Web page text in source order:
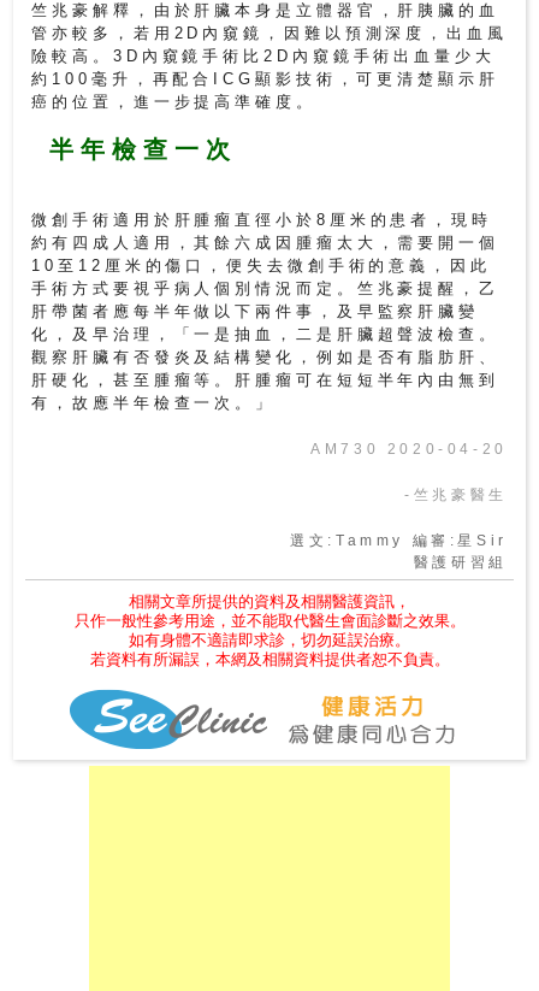
竺兆豪解釋，由於肝臟本身是立體器官，肝胰臟的血
管亦較多，若用2D內窺鏡，因難以預測深度，出血風
險較高。3D內窺鏡手術比2D內窺鏡手術出血量少大
約100毫升，再配合ICG顯影技術，可更清楚顯示肝
癌的位置，進一步提高準確度。
半年檢查一次
微創手術適用於肝腫瘤直徑小於8厘米的患者，現時
約有四成人適用，其餘六成因腫瘤太大，需要開一個
10至12厘米的傷口，便失去微創手術的意義，因此
手術方式要視乎病人個別情況而定。竺兆豪提醒，乙
肝帶菌者應每半年做以下兩件事，及早監察肝臟變
化，及早治理，「一是抽血，二是肝臟超聲波檢查。
觀察肝臟有否發炎及結構變化，例如是否有脂肪肝、
肝硬化，甚至腫瘤等。肝腫瘤可在短短半年內由無到
有，故應半年檢查一次。」
AM730 2020-04-20
-竺兆豪醫生
選文:Tammy 編審:星Sir
醫護研習組
相關文章所提供的資料及相關醫護資訊，
只作一般性參考用途，並不能取代醫生會面診斷之效果。
如有身體不適請即求診，切勿延誤治療。
若資料有所漏誤，本網及相關資料提供者恕不負責。